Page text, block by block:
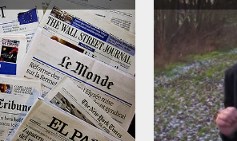
Stop by Andy's.
順路去 Andy 家。
Money! I do not have the money!
錢!我沒有錢!